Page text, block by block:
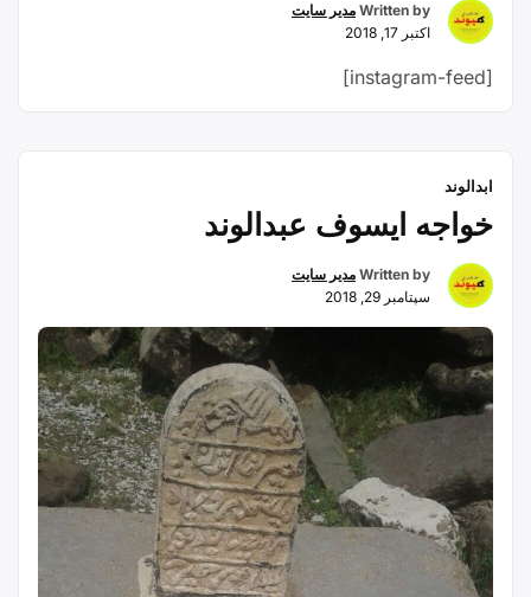
Written by مدیر سایت
اکتبر 17, 2018
[instagram-feed]
ابدالوند
خواجه ایسوف عبدالوند
Written by مدیر سایت
سپتامبر 29, 2018